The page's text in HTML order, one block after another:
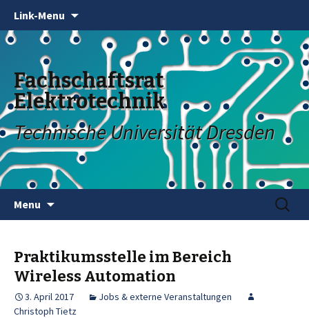
Link-Menu
Fachschaftsrat
Elektrotechnik
Technische Universität Dresden
Menu
Search
for:
Praktikumsstelle im Bereich
Wireless Automation
3. April 2017
Jobs & externe Veranstaltungen
Christoph Tietz